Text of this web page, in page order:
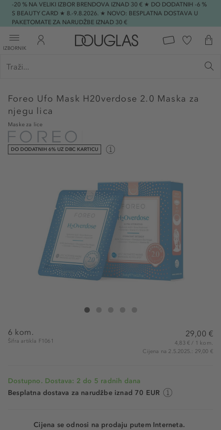
-20 % NA VELIKI IZBOR BRENDOVA IZNAD 30 € ★ DO DODATNIH -6 %
S BEAUTY CARD ★ 8.-9.8.2026. ★ NOVO: BESPLATNA DOSTAVA U
PAKETOMATE ZA NARUDŽBE IZNAD 30 €
IZBORNIK
Foreo Ufo Mask H20verdose 2.0 Maska za
njegu lica
Maske za lice
DO DODATNIH 6% UZ DBC KARTICU
Foreo Ufo Mask H20verdose 2.0
6 kom.
Šifra artikla F1061
29,00 €
4,83 € / 1 kom.
Cijena na 2.5.2025.: 29,00 €
Dostupno. Dostava: 2 do 5 radnih dana
Besplatna dostava za narudžbe iznad 70 EUR
Cijena se odnosi na prodaju putem Interneta.